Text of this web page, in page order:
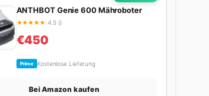
ANTHBOT Genie 600 Mähroboter
★★★★★ 4.5 ()
€450
Prime Kostenlose Lieferung
Bei Amazon kaufen